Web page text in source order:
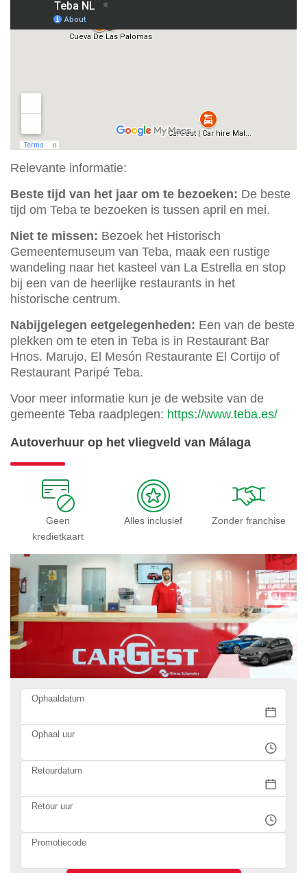
Relevante informatie:
Beste tijd van het jaar om te bezoeken: De beste
tijd om Teba te bezoeken is tussen april en mei.
Niet te missen: Bezoek het Historisch
Gemeentemuseum van Teba, maak een rustige
wandeling naar het kasteel van La Estrella en stop
bij een van de heerlijke restaurants in het
historische centrum.
Nabijgelegen eetgelegenheden: Een van de beste
plekken om te eten in Teba is in Restaurant Bar
Hnos. Marujo, El Mesón Restaurante El Cortijo of
Restaurant Paripé Teba.
Voor meer informatie kun je de website van de
gemeente Teba raadplegen: https://www.teba.es/
Autoverhuur op het vliegveld van Málaga
Geen
kredietkaart
Alles inclusief Zonder franchise
Ophaaldatum
Ophaal uur
Retourdatum
Retour uur
Promotiecode